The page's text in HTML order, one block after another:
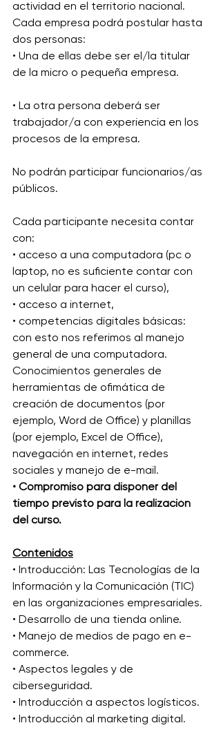
actividad en el territorio nacional.
Cada empresa podrá postular hasta
dos personas:
• Una de ellas debe ser el/la titular
de la micro o pequeña empresa.
• La otra persona deberá ser
trabajador/a con experiencia en los
procesos de la empresa.
No podrán participar funcionarios/as
públicos.
Cada participante necesita contar
con:
• acceso a una computadora (pc o
laptop, no es suficiente contar con
un celular para hacer el curso),
• acceso a internet,
• competencias digitales básicas:
con esto nos referimos al manejo
general de una computadora.
Conocimientos generales de
herramientas de ofimática de
creación de documentos (por
ejemplo, Word de Office) y planillas
(por ejemplo, Excel de Office),
navegación en internet, redes
sociales y manejo de e-mail.
• Compromiso para disponer del
tiempo previsto para la realización
del curso.
Contenidos
• Introducción: Las Tecnologías de la
Información y la Comunicación (TIC)
en las organizaciones empresariales.
• Desarrollo de una tienda online.
• Manejo de medios de pago en e-
commerce.
• Aspectos legales y de
ciberseguridad.
• Introducción a aspectos logísticos.
• Introducción al marketing digital.